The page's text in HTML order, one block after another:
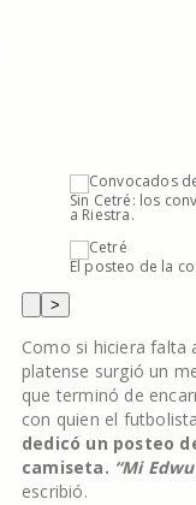
Sin Cetré: los
a Riestra.
El posteo de la
>
Como si hiciera falta
platense surgió un
que terminó de
con quien el
dedicó un posteo
camiseta. “Mi
escribió.